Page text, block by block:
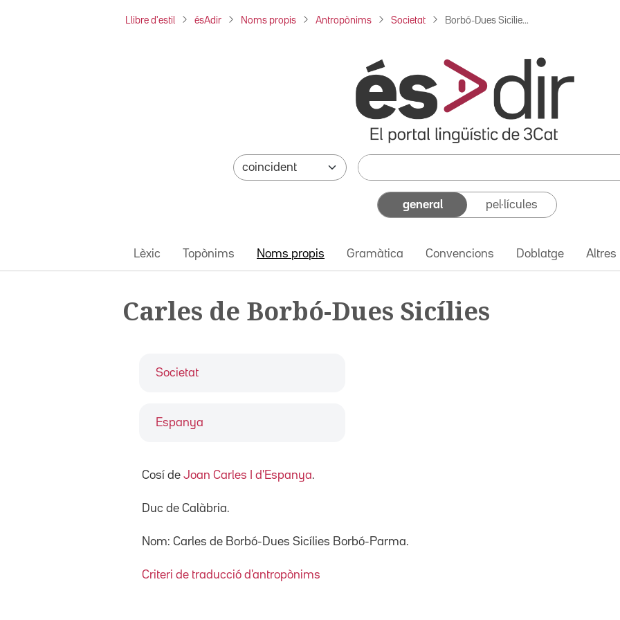
Llibre d'estil ésAdir Noms propis Antropònims Societat Borbó-Dues Sicílie...
general pel·lícules
Lèxic Topònims Noms propis Gramàtica Convencions Doblatge Altres
Carles de Borbó-Dues Sicílies
Societat
Espanya
Cosí de Joan Carles I d'Espanya.
Duc de Calàbria.
Nom: Carles de Borbó-Dues Sicílies Borbó-Parma.
Criteri de traducció d'antropònims